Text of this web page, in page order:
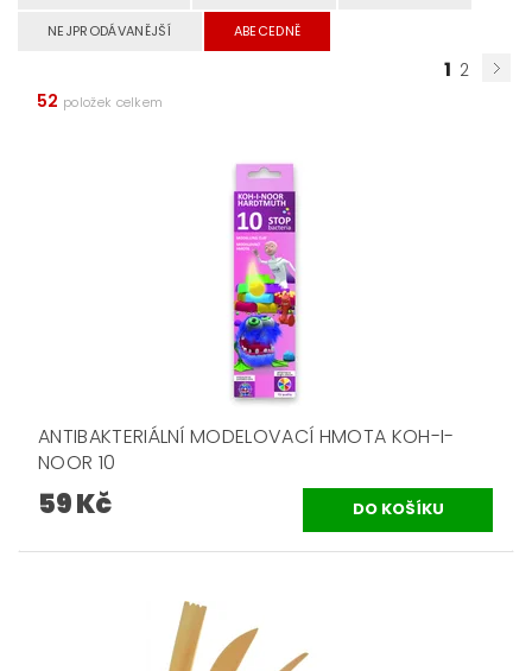
NEJPRODÁVANĚJŠÍ ABECEDNĚ
1 2
52 položek celkem
ANTIBAKTERIÁLNÍ MODELOVACÍ HMOTA KOH-I-
NOOR 10
59 Kč